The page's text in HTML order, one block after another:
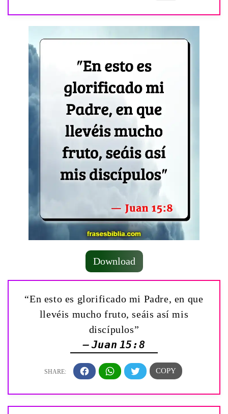
Download
“En esto es glorificado mi Padre, en que
llevéis mucho fruto, seáis así mis
discípulos”
— Juan 15:8